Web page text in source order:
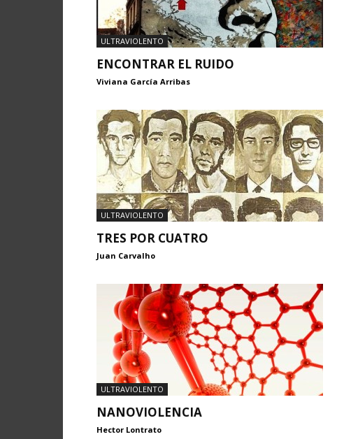
ULTRAVIOLENTO
ENCONTRAR EL RUIDO
Viviana García Arribas
ULTRAVIOLENTO
TRES POR CUATRO
Juan Carvalho
ULTRAVIOLENTO
NANOVIOLENCIA
Hector Lontrato